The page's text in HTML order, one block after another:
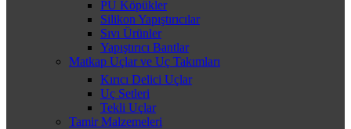
PU Köpükler
Silikon Yapıştırıcılar
Sıvı Ürünler
Yapıştırıcı Bantlar
Matkap Uçlar ve Uç Takımları
Kırıcı Delici Uçlar
Uç Setleri
Tekli Uçlar
Tamir Malzemeleri